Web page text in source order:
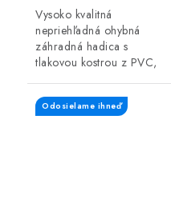
Vysoko kvalitná
nepriehľadná ohybná
záhradná hadica s
tlakovou kostrou z PVC,
všeobecné použitie (napr.
v poľnohospodárstve a
Odosielame ihneď